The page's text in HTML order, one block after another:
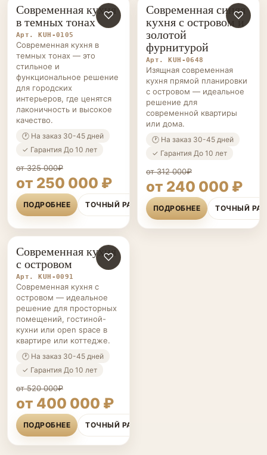
КУХНИ НА ЗАКАЗ ♡
Современная кухня
в темных тонах
Арт. KUH-0105
Современная кухня в
темных тонах — это
стильное и
функциональное решение
для городских
интерьеров, где ценятся
лаконичность и высокое
качество.
🕐 На заказ 30-45 дней
✓ Гарантия До 10 лет
от 325 000₽
от 250 000 ₽
ПОДРОБНЕЕ ТОЧНЫЙ РАСЧЁТ
КУХНИ НА ЗАКАЗ ♡
Современная синяя
кухня с островом и
золотой
фурнитурой
Арт. KUH-0648
Изящная современная
кухня прямой планировки
с островом — идеальное
решение для
современной квартиры
или дома.
🕐 На заказ 30-45 дней
✓ Гарантия До 10 лет
от 312 000₽
от 240 000 ₽
ПОДРОБНЕЕ ТОЧНЫЙ
КУХНИ НА ЗАКАЗ ♡
Современная кухня
с островом
Арт. KUH-0091
Современная кухня с
островом — идеальное
решение для просторных
помещений, гостиной-
кухни или open space в
квартире или коттедже.
🕐 На заказ 30-45 дней
✓ Гарантия До 10 лет
от 520 000₽
от 400 000 ₽
ПОДРОБНЕЕ ТОЧНЫЙ РАСЧЁТ